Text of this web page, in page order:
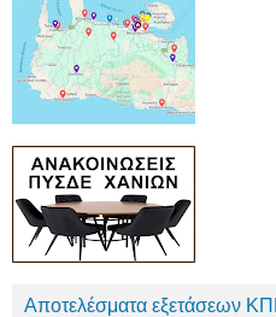
Αποτελέσματα εξετάσεων